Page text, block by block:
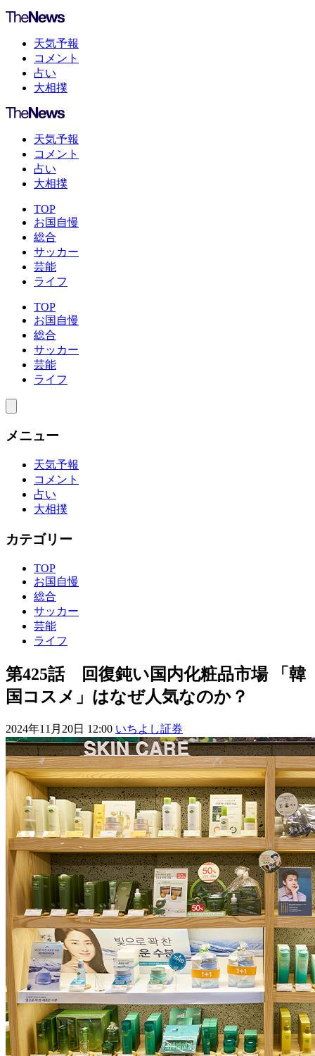
天気予報
コメント
占い
大相撲
天気予報
コメント
占い
大相撲
TOP
お国自慢
総合
サッカー
芸能
ライフ
TOP
お国自慢
総合
サッカー
芸能
ライフ
メニュー
天気予報
コメント
占い
大相撲
カテゴリー
TOP
お国自慢
総合
サッカー
芸能
ライフ
第425話 回復鈍い国内化粧品市場 「韓
国コスメ」はなぜ人気なのか？
2024年11月20日 12:00 いちよし証券